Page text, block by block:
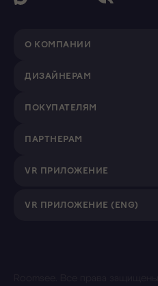
О КОМПАНИИ
ДИЗАЙНЕРАМ
ПОКУПАТЕЛЯМ
ПАРТНЕРАМ
VR ПРИЛОЖЕНИЕ
VR ПРИЛОЖЕНИЕ (ENG)